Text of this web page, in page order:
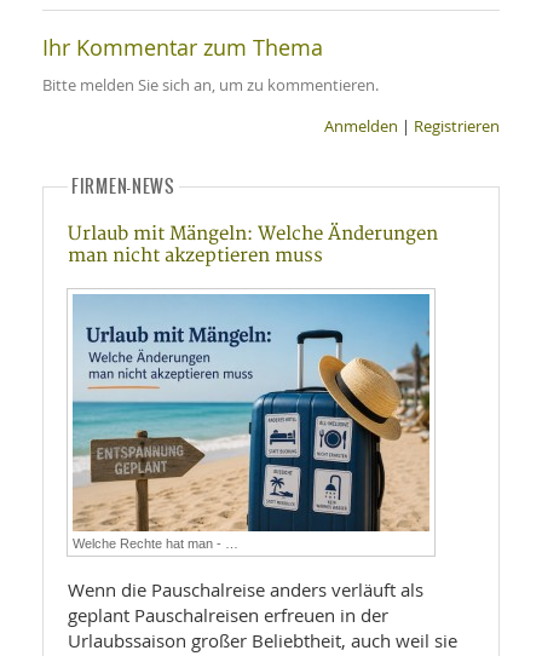
Ihr Kommentar zum Thema
Bitte melden Sie sich an, um zu kommentieren.
Anmelden | Registrieren
FIRMEN-NEWS
Urlaub mit Mängeln: Welche Änderungen
man nicht akzeptieren muss
Welche Rechte hat man - …
Wenn die Pauschalreise anders verläuft als
geplant Pauschalreisen erfreuen in der
Urlaubssaison großer Beliebtheit, auch weil sie